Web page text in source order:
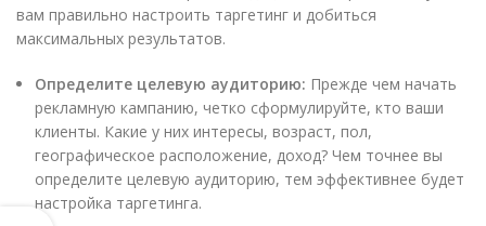
вам правильно настроить таргетинг и добиться
максимальных результатов.
Определите целевую аудиторию: Прежде чем начать
рекламную кампанию, четко сформулируйте, кто ваши
клиенты. Какие у них интересы, возраст, пол,
географическое расположение, доход? Чем точнее вы
определите целевую аудиторию, тем эффективнее будет
настройка таргетинга.